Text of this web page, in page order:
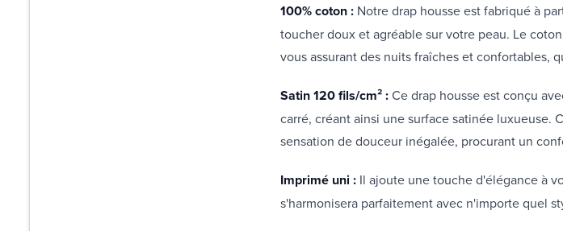
100% coton : Notre drap housse est fabriqué à
toucher doux et agréable sur votre peau. Le
vous assurant des nuits fraîches et confortables,
Satin 120 fils/cm² :Ce drap housse est conçu
carré, créant ainsi une surface satinée luxueuse.
sensation de douceur inégalée, procurant un
Imprimé uni : Il ajoute une touche d'élégance à
s'harmonisera parfaitement avec n'importe quel